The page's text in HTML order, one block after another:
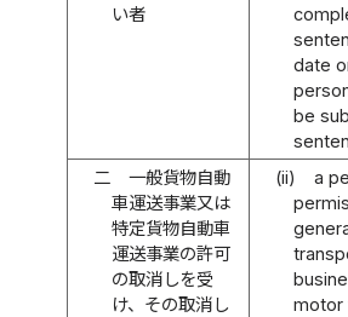
い者
date
be
二
一般貨物自動
車運送事業又は
特定貨物自動車
運送事業の許可
の取消しを受
け、その取消し
(ii)
a
motor